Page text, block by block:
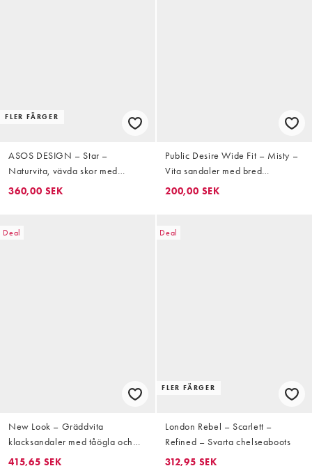
FLER FÄRGER
ASOS DESIGN – Star –
Naturvita, vävda skor med
halvhöga klackar och hälrem
360,00 SEK
Public Desire Wide Fit – Misty –
Vita sandaler med bred
passform, blockklack och
200,00 SEK
Deal
New Look – Gräddvita
klacksandaler med tåögla och
flera remmar
415,65 SEK
Deal
FLER FÄRGER
London Rebel – Scarlett –
Refined – Svarta chelseaboots
312,95 SEK